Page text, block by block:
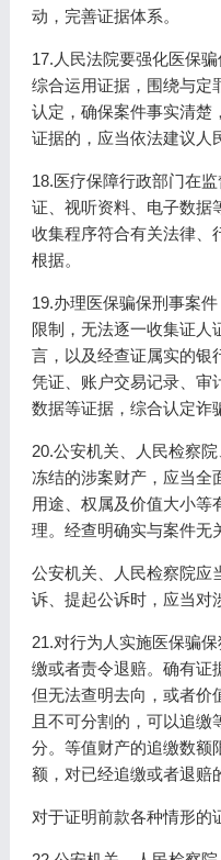
动，完善证据体系。
17.人民法院要强化医保
综合运用证据，围绕与定
认定，确保案件事实清楚
证据的，应当依法建议人
18.医疗保障行政部门在
证、视听资料、电子数据
收集程序符合有关法律、
根据。
19.办理医保骗保刑事案
限制，无法逐一收集证人
言，以及经查证属实的银
凭证、账户交易记录、审
数据等证据，综合认定诈
20.公安机关、人民检察
冻结的涉案财产，应当全
用途、权属及价值大小等
理。经查明确实与案件无
公安机关、人民检察院应
诉、提起公诉时，应当对
21.对行为人实施医保骗
缴或者责令退赔。确有证
但无法查明去向，或者价
且不可分割的，可以追缴
分。等值财产的追缴数额
额，对已经追缴或者退赔
对于证明前款各种情形的